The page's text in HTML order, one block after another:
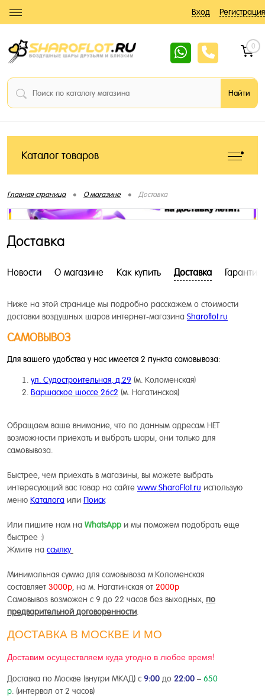
Вход Регистрация
0
Каталог товаров
Главная страница • О магазине • Доставка
Доставка
Новости О магазине Как купить Доставка Гарантия
Ниже на этой странице мы подробно расскажем о стоимости
доставки воздушных шаров интернет-магазина Sharoflot.ru
САМОВЫВОЗ
Для вашего удобства у нас имеется 2 пункта самовывоза:
ул. Судостроительная, д.29 (м. Коломенская)
Варшаское шоссе 26с2 (м. Нагатинская)
Обращаем ваше внимание, что по данным адресам НЕТ
возможности приехать и выбрать шары, они только для
самовывоза.
Быстрее, чем приехать в магазины, вы можете выбрать
интересующий вас товар на сайте www.SharoFlot.ru использую
меню Каталога или Поиск
Или пишите нам на WhatsApp и мы поможем подобрать еще
быстрее :)
Жмите на ссылку
Минимальная сумма для самовывоза м.Коломенская
составляет 3000р , на м. Нагатинская от 2000р
Самовывоз возможен с 9 до 22 часов без выходных, по
предварительной договоренности
ДОСТАВКА В МОСКВЕ И МО
Доставим осуществляем куда угодно в любое время!
Доставка по Москве (внутри МКАД) с 9:00 до 22:00 – 650
р . (интервал от 2 часов)